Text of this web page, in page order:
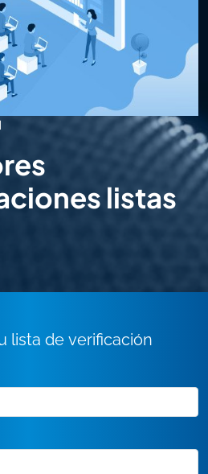
listas
lista de verificación